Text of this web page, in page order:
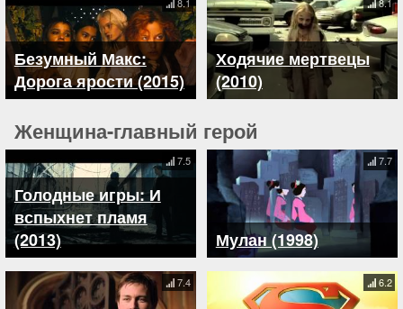
Безумный Макс:
Дорога ярости (2015)
Ходячие мертвецы
(2010)
Женщина-главный герой
Голодные игры: И
вспыхнет пламя
(2013)
7.5
Мулан (1998)
7.7
7.4 6.2